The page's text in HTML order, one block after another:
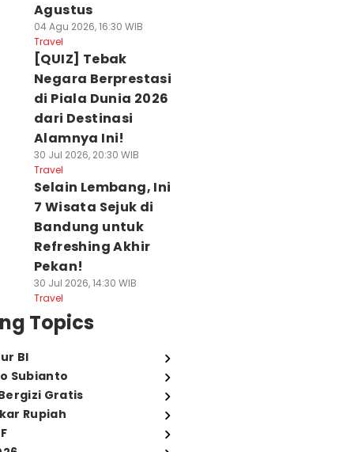
Agustus
04 Agu 2026, 16:30 WIB
Travel
[QUIZ] Tebak
Negara Berprestasi
di Piala Dunia 2026
dari Destinasi
Alamnya Ini!
30 Jul 2026, 20:30 WIB
Travel
Selain Lembang, Ini
7 Wisata Sejuk di
Bandung untuk
Refreshing Akhir
Pekan!
30 Jul 2026, 14:30 WIB
Travel
Topics
BI
Subianto
Gratis
Rupiah